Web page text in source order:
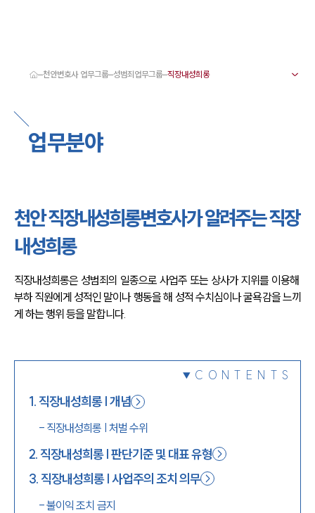
서울·대전·천안변호사
천안형사전문변호사
천안이혼전문변호사
천안학교폭력변호사
천안변호사 주요 업무사례
천안 분사무소 오시는 길
천안변호사상담 상담접수
채용정보
천안변호사 업무그룹 성범죄업무그룹
업무분야
천안 직장내성희롱변호사가 알려주는 직장
내성희롱
직장내성희롱은 성범죄의 일종으로 사업주 또는 상사가 지위를 이용해
부하 직원에게 성적인 말이나 행동을 해 성적 수치심이나 굴욕감을 느끼
게 하는 행위 등을 말합니다.
CONTENTS
1. 직장내성희롱 | 개념
- 직장내성희롱 | 처벌 수위
2. 직장내성희롱 | 판단기준 및 대표 유형
3. 직장내성희롱 | 사업주의 조치 의무
-불이익 조치 금지